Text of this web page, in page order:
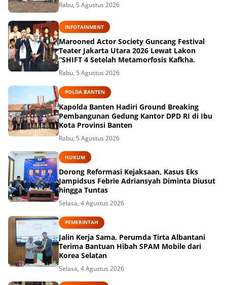
Rabu, 5 Agustus 2026
INFOTAINMENT
Marooned Actor Society Guncang Festival
Teater Jakarta Utara 2026 Lewat Lakon
“SHIFT 4 Setelah Metamorfosis Kafkha.
Rabu, 5 Agustus 2026
POLDA BANTEN
Kapolda Banten Hadiri Ground Breaking
Pembangunan Gedung Kantor DPD RI di Ibu
Kota Provinsi Banten
Rabu, 5 Agustus 2026
HUKUM
Dorong Reformasi Kejaksaan, Kasus Eks
Jampidsus Febrie Adriansyah Diminta Diusut
hingga Tuntas
Selasa, 4 Agustus 2026
PEMERINTAH
Jalin Kerja Sama, Perumda Tirta Albantani
Terima Bantuan Hibah SPAM Mobile dari
Korea Selatan
Selasa, 4 Agustus 2026